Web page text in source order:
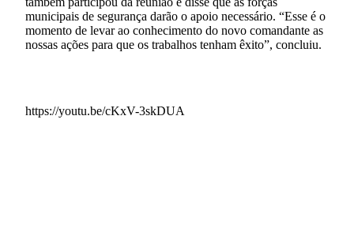
municipais de segurança darão o apoio necessário. “Esse é o
momento de levar ao conhecimento do novo comandante as
nossas ações para que os trabalhos tenham êxito”, concluiu.
https://youtu.be/cKxV-3skDUA